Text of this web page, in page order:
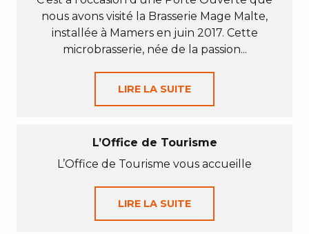
nous avons visité la Brasserie Mage Malte,
installée à Mamers en juin 2017. Cette
microbrasserie, née de la passion...
LIRE LA SUITE
L’Office de Tourisme
L’Office de Tourisme vous accueille
LIRE LA SUITE